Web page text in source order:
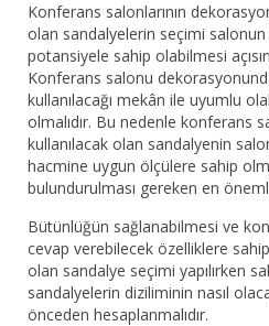
Konferans salonlarının
olan sandalyelerin seçimi salonun
potansiyele sahip olabilmesi
Konferans salonu
kullanılacağı mekân ile uyumlu
olmalıdır. Bu nedenle konferans
kullanılacak olan sandalyenin
hacmine uygun ölçülere sahip
bulundurulması gereken en
Bütünlüğün sağlanabilmesi ve
cevap verebilecek özelliklere
olan sandalye seçimi yapılırken
sandalyelerin diziliminin nasıl
önceden hesaplanmalıdır.